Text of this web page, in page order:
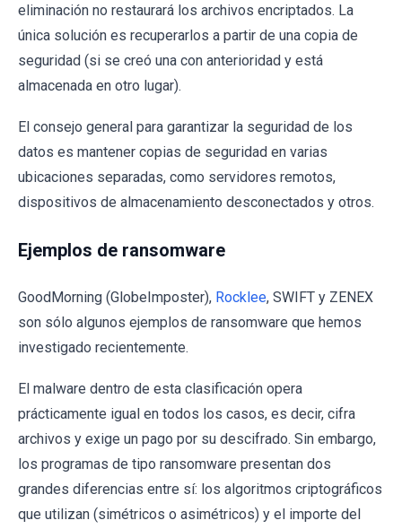
eliminación no restaurará los archivos encriptados. La
única solución es recuperarlos a partir de una copia de
seguridad (si se creó una con anterioridad y está
almacenada en otro lugar).
El consejo general para garantizar la seguridad de los
datos es mantener copias de seguridad en varias
ubicaciones separadas, como servidores remotos,
dispositivos de almacenamiento desconectados y otros.
Ejemplos de ransomware
GoodMorning (GlobeImposter), Rocklee, SWIFT y ZENEX
son sólo algunos ejemplos de ransomware que hemos
investigado recientemente.
El malware dentro de esta clasificación opera
prácticamente igual en todos los casos, es decir, cifra
archivos y exige un pago por su descifrado. Sin embargo,
los programas de tipo ransomware presentan dos
grandes diferencias entre sí: los algoritmos criptográficos
que utilizan (simétricos o asimétricos) y el importe del